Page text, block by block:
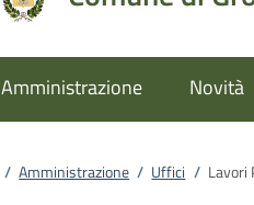
Amministrazione Novità
/ Amministrazione / Uffici / Lavori